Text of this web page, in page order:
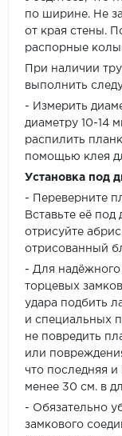
по ширине. Не
от края стены.
распорные
При наличии
выполнить
- Измерить
диаметру 10-14
распилить
помощью клея
Установка под
- Переверните
Вставьте её
отрисуйте
отрисованный
- Для
торцевых
удара подбить
и специальных
не повредить
или
что последняя
менее 30 см. в
- Обязательно
замкового